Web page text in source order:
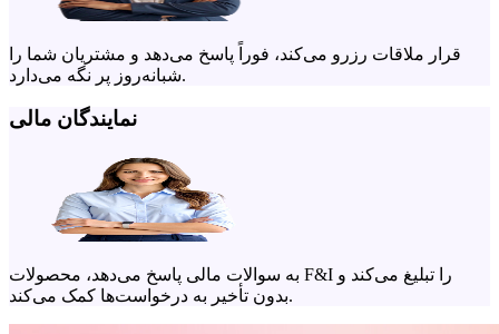
قرار ملاقات رزرو می‌کند، فوراً پاسخ می‌دهد و مشتریان شما را
شبانه‌روز پر نگه می‌دارد.
نمایندگان مالی
به سوالات مالی پاسخ می‌دهد، محصولات F&I را تبلیغ می‌کند و
بدون تأخیر به درخواست‌ها کمک می‌کند.